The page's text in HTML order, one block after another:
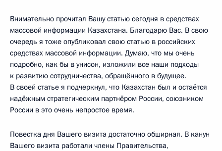
Внимательно прочитал Вашустатью сегодня в средствах
массовой информации Казахстана. Благодарю Вас. В свою
очередь я тоже опубликовал свою статью в российских
средствах массовой информации. Думаю, что мы очень
подробно, как бы в унисон, изложили все наши подходы
к развитию сотрудничества, обращённого в будущее.
В своей статье я подчеркнул, что Казахстан был и остаётся
надёжным стратегическим партнёром России, союзником
России в это очень непростое время.
Повестка дня Вашего визита достаточно обширная. В канун
Вашего визита работали члены Правительства,